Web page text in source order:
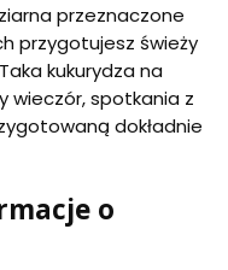
przeznaczone
przygotujesz świeży
kukurydza na
wieczór, spotkania z
dokładnie
o